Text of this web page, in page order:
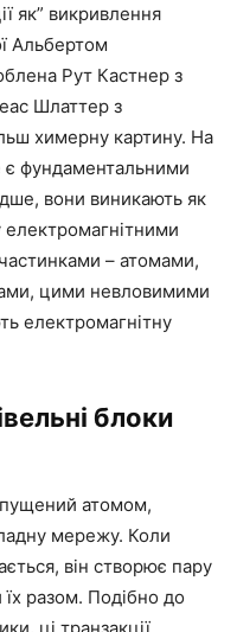
як” викривлення
Альбертом
Рут Кастнер з
Шлаттер з
химерну картину. На
є фундаментальними
вони виникають як
електромагнітними
– атомами,
цими невловимими
електромагнітну
блоки
атомом,
мережу. Коли
він створює пару
їх разом. Подібно до